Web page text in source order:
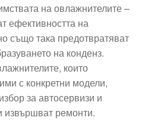
на овлажнителите –
ефективността на
също така предотвратяват
на конденз.
които
с конкретни модели,
за автосервизи и
извършват ремонти.